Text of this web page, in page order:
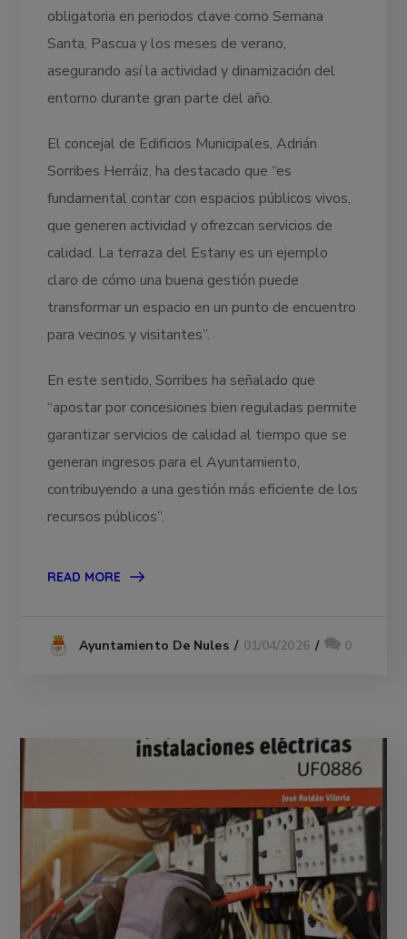
obligatoria en periodos clave como Semana
Santa, Pascua y los meses de verano,
asegurando así la actividad y dinamización del
entorno durante gran parte del año.
El concejal de Edificios Municipales, Adrián
Sorribes Herráiz, ha destacado que “es
fundamental contar con espacios públicos vivos,
que generen actividad y ofrezcan servicios de
calidad. La terraza del Estany es un ejemplo
claro de cómo una buena gestión puede
transformar un espacio en un punto de encuentro
para vecinos y visitantes”.
En este sentido, Sorribes ha señalado que
“apostar por concesiones bien reguladas permite
garantizar servicios de calidad al tiempo que se
generan ingresos para el Ayuntamiento,
contribuyendo a una gestión más eficiente de los
recursos públicos”.
READ MORE
Ayuntamiento De Nules 01/04/2026 0